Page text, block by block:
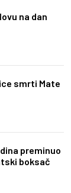
na dan
smrti Mate
preminuo
boksač